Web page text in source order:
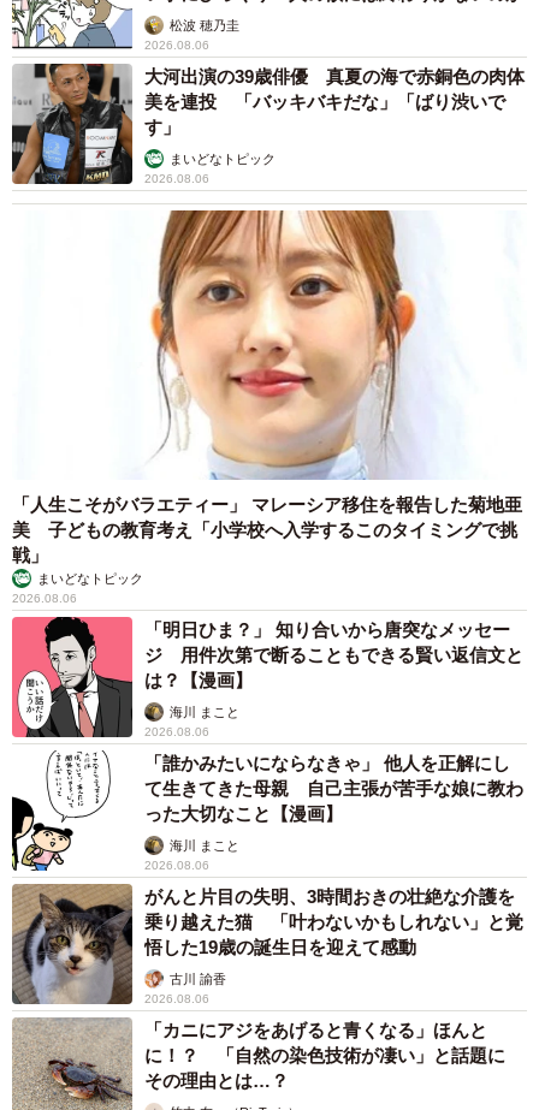
松波 穂乃圭
2026.08.06
大河出演の39歳俳優 真夏の海で赤銅色の肉体
美を連投 「バッキバキだな」「ばり渋いで
す」
まいどなトピック
2026.08.06
「人生こそがバラエティー」 マレーシア移住を報告した菊地亜
美 子どもの教育考え「小学校へ入学するこのタイミングで挑
戦」
まいどなトピック
2026.08.06
「明日ひま？」 知り合いから唐突なメッセー
ジ 用件次第で断ることもできる賢い返信文と
は？【漫画】
海川 まこと
2026.08.06
「誰かみたいにならなきゃ」 他人を正解にし
て生きてきた母親 自己主張が苦手な娘に教わ
った大切なこと【漫画】
海川 まこと
2026.08.06
がんと片目の失明、3時間おきの壮絶な介護を
乗り越えた猫 「叶わないかもしれない」と覚
悟した19歳の誕生日を迎えて感動
古川 諭香
2026.08.06
「カニにアジをあげると青くなる」ほんと
に！？ 「自然の染色技術が凄い」と話題に
その理由とは…？